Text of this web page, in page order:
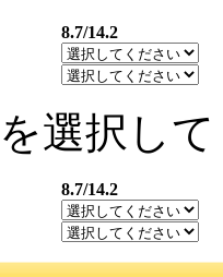
8.7/14.2
選択し
8.7/14.2